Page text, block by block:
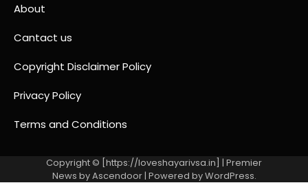
About
Cantact us
Copyright Disclaimer Policy
Privacy Policy
Terms and Conditions
Copyright © [https://loveshayarivsa.in] | Premier
News byAscendoor| Powered byWordPress.